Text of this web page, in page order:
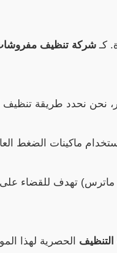
كـ شركة تنظيف
نحن نحدد طريقة
ماكينات الضغط
تهدف للقضاء على
الحصرية لهذا